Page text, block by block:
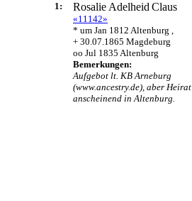
1: Rosalie Adelheid Claus
«11142»
* um Jan 1812 Altenburg ,
+ 30.07.1865 Magdeburg
oo Jul 1835 Altenburg
Bemerkungen:
Aufgebot lt. KB Arneburg
(www.ancestry.de), aber Heirat
anscheinend in Altenburg.